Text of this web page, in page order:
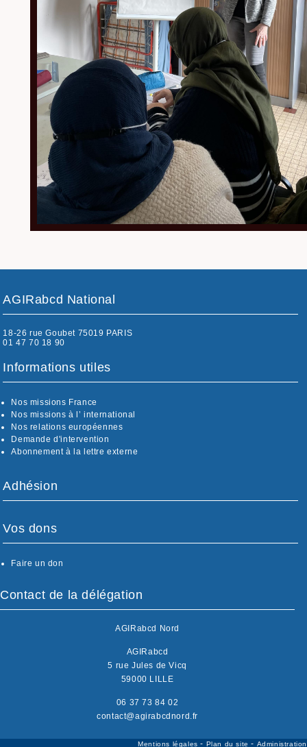
AGIRabcd National
18-26 rue Goubet 75019 PARIS
01 47 70 18 90
Informations utiles
Nos missions France
Nos missions à l’ international
Nos relations européennes
Demande d'intervention
Abonnement à la lettre externe
Adhésion
Vos dons
Faire un don
Contact de la délégation
AGIRabcd Nord
AGIRabcd
5 rue Jules de Vicq
59000 LILLE
06 37 73 84 02
contact@agirabcdnord.fr
Mentions légales- Plan du site- Administration